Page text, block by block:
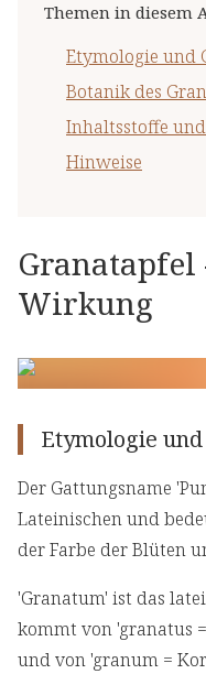
Themen in diesem
Etymologie und
Botanik des
Inhaltsstoffe
Hinweise
Wirkung
Etymologie
Der Gattungsname
Lateinischen und
der Farbe der Blüten
'Granatum' ist das
kommt von 'granatus
und von 'granum =